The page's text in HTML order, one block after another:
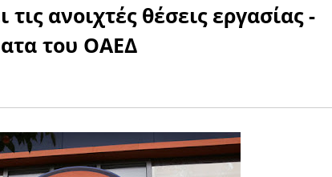
ανοιχτές θέσεις εργασίας -
του ΟΑΕΔ